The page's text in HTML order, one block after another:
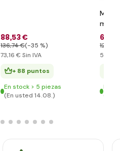
88,53 €
136,74 €(-35 %)
73,16 € Sin IVA
+ 88 puntos
En stock > 5 piezas
(En usted 14.08.)
Mesa
61
126
51
En
(En